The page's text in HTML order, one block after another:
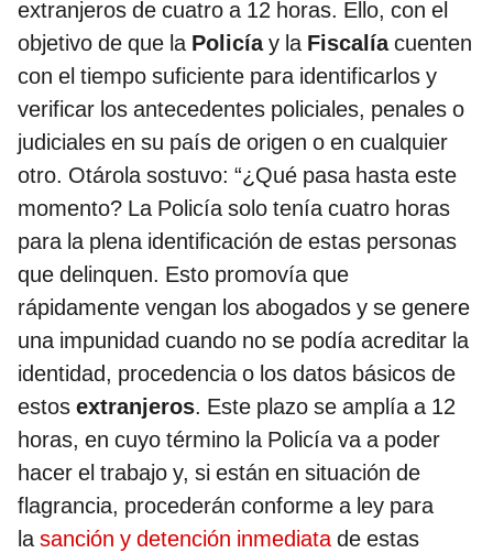
extranjeros de cuatro a 12 horas. Ello, con el
objetivo de que la Policíay laFiscalíacuenten
con el tiempo suficiente para identificarlos y
verificar los antecedentes policiales, penales o
judiciales en su país de origen o en cualquier
otro. Otárola sostuvo: “¿Qué pasa hasta este
momento? La Policía solo tenía cuatro horas
para la plena identificación de estas personas
que delinquen. Esto promovía que
rápidamente vengan los abogados y se genere
una impunidad cuando no se podía acreditar la
identidad, procedencia o los datos básicos de
estos extranjeros. Este plazo se amplía a 12
horas, en cuyo término la Policía va a poder
hacer el trabajo y, si están en situación de
flagrancia, procederán conforme a ley para
lasanción y detención inmediatade estas